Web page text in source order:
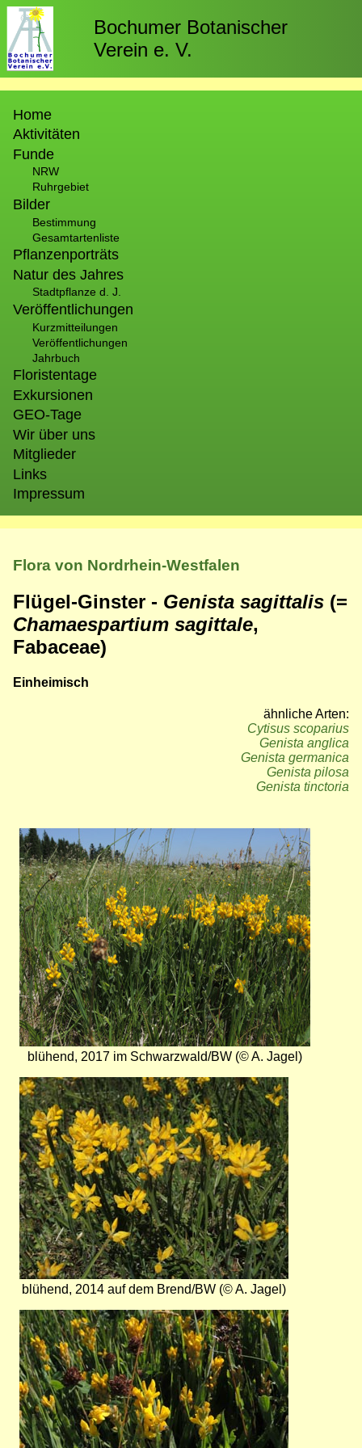
Direkt
zum
Inhalt
Bochumer Botanischer
Verein e. V.
Home
Aktivitäten
Funde
NRW
Ruhrgebiet
Bilder
Bestimmung
Gesamtartenliste
Pflanzenporträts
Natur des Jahres
Stadtpflanze d. J.
Veröffentlichungen
Kurzmitteilungen
Veröffentlichungen
Jahrbuch
Floristentage
Exkursionen
GEO-Tage
Wir über uns
Mitglieder
Links
Impressum
Flora von Nordrhein-Westfalen
Flügel-Ginster - Genista sagittalis (=
Chamaespartium sagittale,
Fabaceae)
Einheimisch
ähnliche Arten:
Cytisus scoparius
Genista anglica
Genista germanica
Genista pilosa
Genista tinctoria
Bild
blühend, 2017 im Schwarzwald/BW (© A. Jagel)
Bild
blühend, 2014 auf dem Brend/BW (© A. Jagel)
Bild